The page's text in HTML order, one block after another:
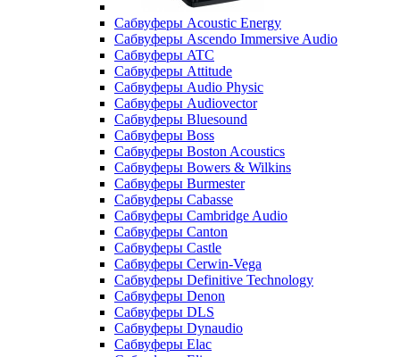
Сабвуферы Acoustic Energy
Сабвуферы Ascendo Immersive Audio
Сабвуферы ATC
Сабвуферы Attitude
Сабвуферы Audio Physic
Сабвуферы Audiovector
Сабвуферы Bluesound
Сабвуферы Boss
Сабвуферы Boston Acoustics
Сабвуферы Bowers & Wilkins
Сабвуферы Burmester
Сабвуферы Cabasse
Сабвуферы Cambridge Audio
Сабвуферы Canton
Сабвуферы Castle
Сабвуферы Cerwin-Vega
Сабвуферы Definitive Technology
Сабвуферы Denon
Сабвуферы DLS
Сабвуферы Dynaudio
Сабвуферы Elac